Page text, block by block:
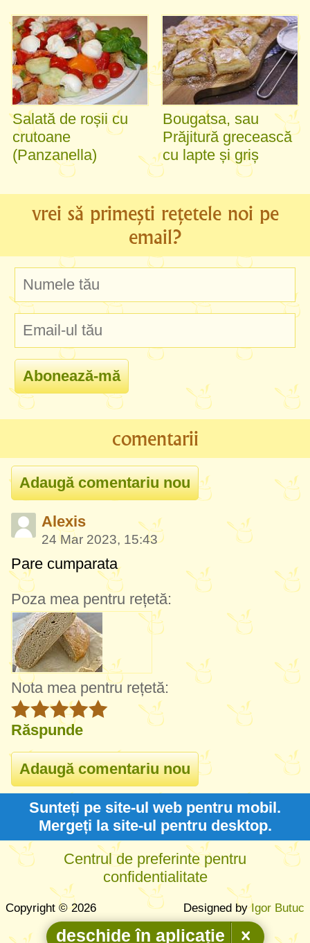
Salată de roșii cu
crutoane
(Panzanella)
Bougatsa, sau
Prăjitură grecească
cu lapte și griș
vrei să primești rețetele noi pe
email?
comentarii
Alexis
24 Mar 2023, 15:43
Pare cumparata
Poza mea pentru rețetă:
Nota mea pentru rețetă:
Răspunde
Sunteți pe site-ul web pentru mobil.
Mergeți la site-ul pentru desktop.
Centrul de preferinte pentru
confidentialitate
Copyright © 2026 Designed byIgor Butuc
deschide în aplicație